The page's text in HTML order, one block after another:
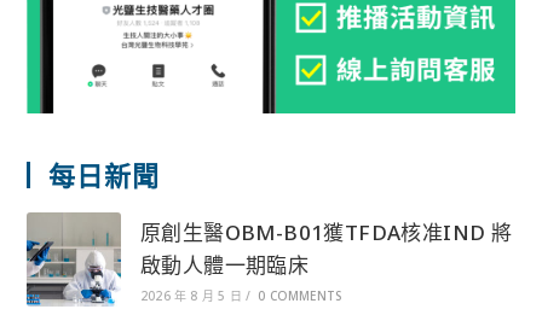
每日新聞
原創生醫OBM-B01獲TFDA核准IND 將
啟動人體一期臨床
2026 年 8 月 5 日 / 0 COMMENTS